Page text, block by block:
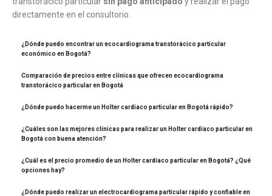
directamente en el consultorio.
¿Dónde puedo encontrar un ecocardiograma transtorácico particular
económico en Bogotá?
Comparación de precios entre clínicas que ofrecen ecocardiograma
transtorácico particular en Bogotá
¿Dónde puedo hacerme un Holter cardiaco particular en Bogotá rápido?
¿Cuáles son las mejores clínicas para realizar un Holter cardíaco particular en
Bogotá con buena atención?
¿Cuál es el precio promedio de un Holter cardíaco particular en Bogotá? ¿Qué
opciones hay?
¿Dónde puedo realizar un electrocardiograma particular rápido y confiable en